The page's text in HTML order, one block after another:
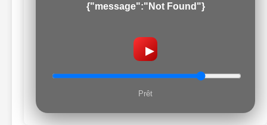
{"message":"Not Found"}
▶
Prêt